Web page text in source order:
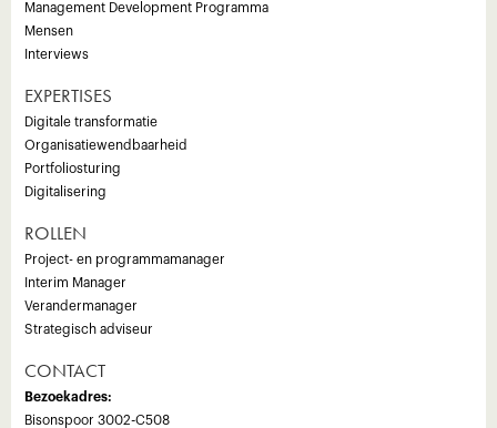
Management Development Programma
Mensen
Interviews
EXPERTISES
Digitale transformatie
Organisatiewendbaarheid
Portfoliosturing
Digitalisering
ROLLEN
Project- en programmamanager
Interim Manager
Verandermanager
Strategisch adviseur
CONTACT
Bezoekadres:
Bisonspoor 3002-C508